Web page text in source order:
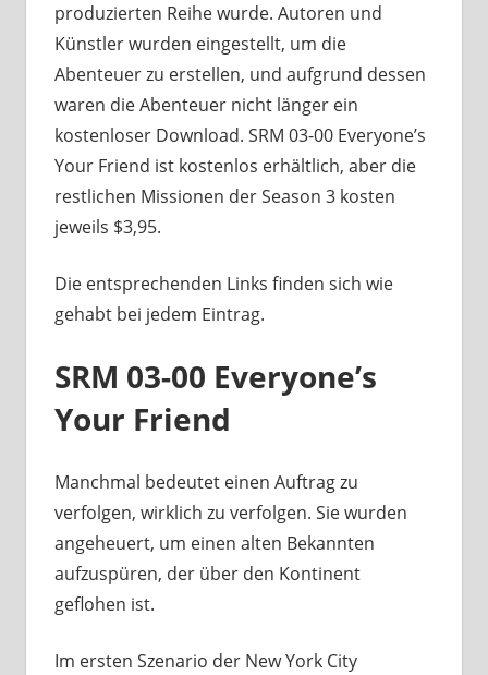
produzierten Reihe wurde. Autoren und
Künstler wurden eingestellt, um die
Abenteuer zu erstellen, und aufgrund dessen
waren die Abenteuer nicht länger ein
kostenloser Download. SRM 03-00 Everyone’s
Your Friend ist kostenlos erhältlich, aber die
restlichen Missionen der Season 3 kosten
jeweils $3,95.
Die entsprechenden Links finden sich wie
gehabt bei jedem Eintrag.
SRM 03-00 Everyone’s
Your Friend
Manchmal bedeutet einen Auftrag zu
verfolgen, wirklich zu verfolgen. Sie wurden
angeheuert, um einen alten Bekannten
aufzuspüren, der über den Kontinent
geflohen ist.
Im ersten Szenario der New York City